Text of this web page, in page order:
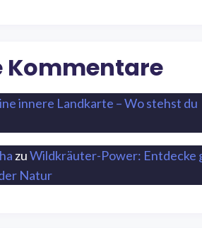
Kommentare
innere Landkarte – Wo stehst du
zuWildkräuter-Power: Entdecke
Natur